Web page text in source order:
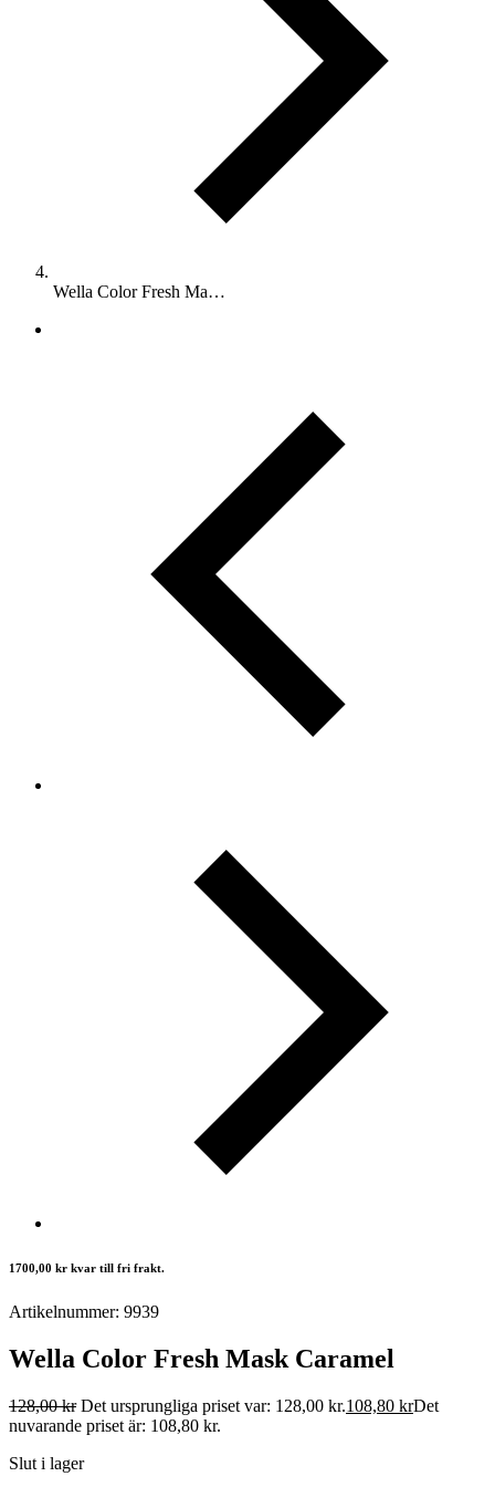
Wella Color Fresh Ma…
1700,00 kr kvar till fri frakt.
Artikelnummer: 9939
Wella Color Fresh Mask Caramel
128,00kr Det ursprungliga priset var: 128,00 kr.108,80 krDet
nuvarande priset är: 108,80 kr.
Slut i lager